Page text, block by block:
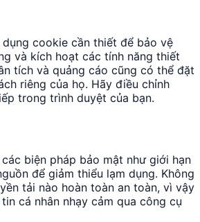
cookie cần thiết để bảo vệ
và kích hoạt các tính năng thiết
tích và quảng cáo cũng có thể đặt
riêng của họ. Hãy điều chỉnh
trong trình duyệt của bạn.
biện pháp bảo mật như giới hạn
để giảm thiểu lạm dụng. Không
tải nào hoàn toàn an toàn, vì vậy
cá nhân nhạy cảm qua công cụ